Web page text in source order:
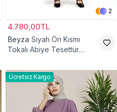
2
4.780,00TL
Beyza Siyah Ön Kısmı
Tokalı Abiye Tesettür
Ücretsiz Kargo